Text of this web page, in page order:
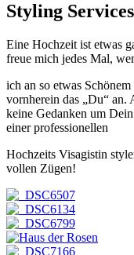
Styling Services
Eine Hochzeit ist etwas
freue mich jedes Mal,
ich an so etwas
vornherein das „Du“
keine Gedanken um
einer professionellen
Hochzeits Visagistin
vollen Zügen!